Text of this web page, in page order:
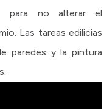
para no alterar el
Las tareas edilicias
paredes y la pintura